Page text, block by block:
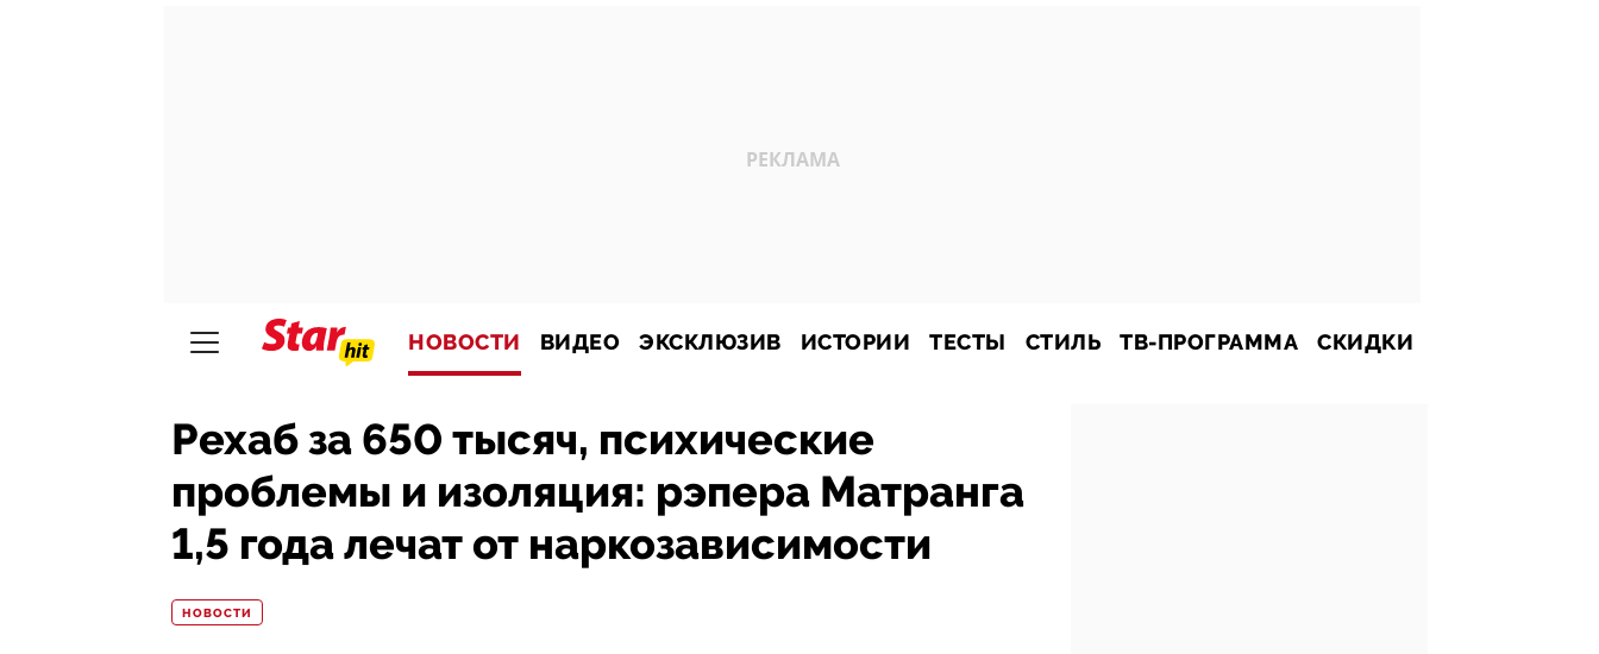
НОВОСТИ ВИДЕО ЭКСКЛЮЗИВ ИСТОРИИ ТЕСТЫ СТИЛЬ ТВ-ПРОГРАММА СКИДКИ
Рехаб за 650 тысяч, психические
проблемы и изоляция: рэпера Матранга
1,5 года лечат от наркозависимости
НОВОСТИ